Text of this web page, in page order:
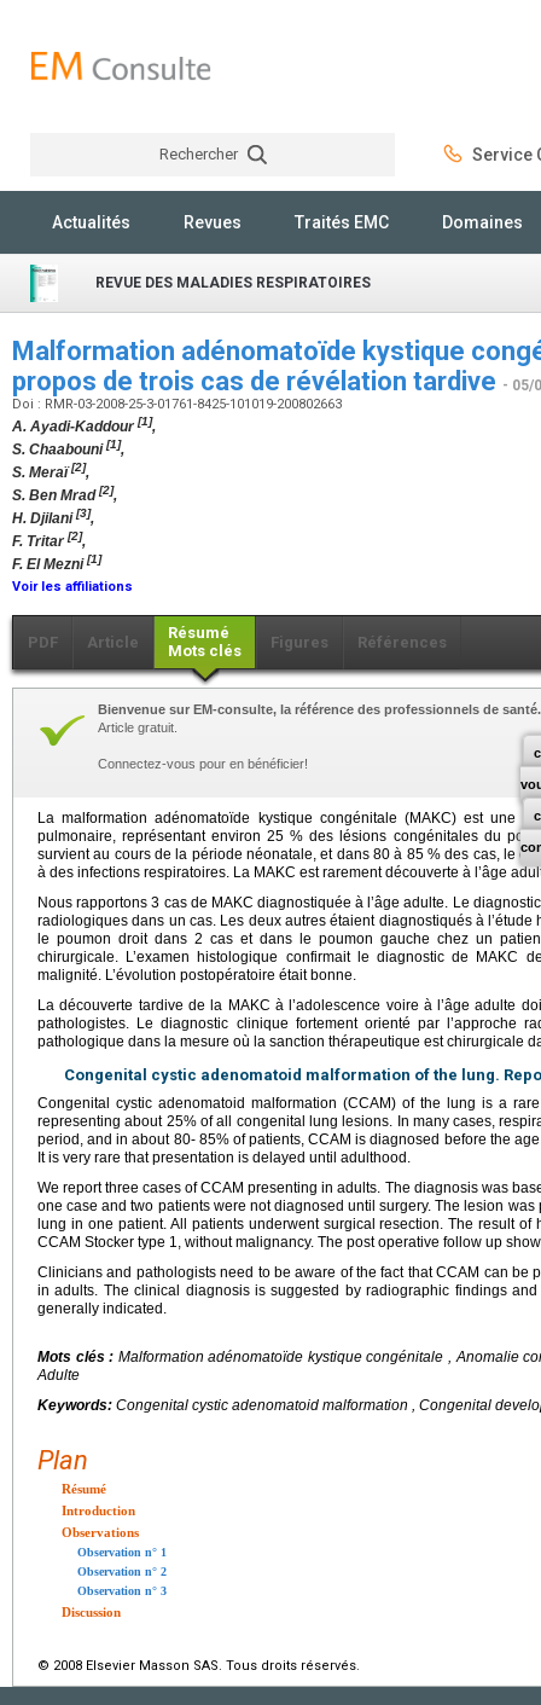
Rechercher Service
Actualités Revues Traités EMC Domaines
REVUE DES MALADIES RESPIRATOIRES
Malformation adénomatoïde kystique
propos de trois cas de révélation tardive - 05/
Doi : RMR-03-2008-25-3-01761-8425-101019-200802663
A. Ayadi-Kaddour[1],
S. Chaabouni[1],
S. Meraï[2],
S. Ben Mrad[2],
H. Djilani[3],
F. Tritar[2],
F. El Mezni[1]
Voir les affiliations
PDF Article
Résumé
Mots clés
Figures Références
Bienvenue sur EM-consulte, la référence des professionnels de santé.
Article gratuit.
Connectez-vous pour en bénéficier!
La malformation adénomatoïde kystique congénitale (MAKC) est une
pulmonaire, représentant environ 25 % des lésions congénitales du
survient au cours de la période néonatale, et dans 80 à 85 % des cas, le
à des infections respiratoires. La MAKC est rarement découverte à l’âge
Nous rapportons 3 cas de MAKC diagnostiquée à l’âge adulte. Le
radiologiques dans un cas. Les deux autres étaient diagnostiqués à
le poumon droit dans 2 cas et dans le poumon gauche chez un
chirurgicale. L’examen histologique confirmait le diagnostic de MAKC
malignité. L’évolution postopératoire était bonne.
La découverte tardive de la MAKC à l’adolescence voire à l’âge adulte
pathologistes. Le diagnostic clinique fortement orienté par l’approche
pathologique dans la mesure où la sanction thérapeutique est chirurgicale
Congenital cystic adenomatoid malformation of the lung.
Congenital cystic adenomatoid malformation (CCAM) of the lung is a
representing about 25% of all congenital lung lesions. In many cases,
period, and in about 80- 85% of patients, CCAM is diagnosed before the
It is very rare that presentation is delayed until adulthood.
We report three cases of CCAM presenting in adults. The diagnosis was
one case and two patients were not diagnosed until surgery. The lesion
lung in one patient. All patients underwent surgical resection. The result
CCAM Stocker type 1, without malignancy. The post operative follow up
Clinicians and pathologists need to be aware of the fact that CCAM can be
in adults. The clinical diagnosis is suggested by radiographic findings
generally indicated.
Mots clés : Malformation adénomatoïde kystique congénitale , Anomalie
Adulte
Keywords: Congenital cystic adenomatoid malformation , Congenital
Plan
Résumé
Introduction
Observations
Observation n° 1
Observation n° 2
Observation n° 3
Discussion
© 2008 Elsevier Masson SAS. Tous droits réservés.